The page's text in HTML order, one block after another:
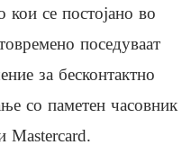
се постојано во
поседуваат
за бесконтактно
со паметен часовник
Mastercard.